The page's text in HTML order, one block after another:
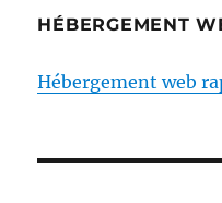
HÉBERGEMENT
Hébergement web